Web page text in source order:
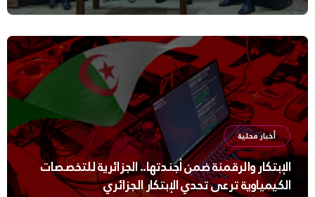
أخبار محلية
الإبتكار والرقمنة ضمن أجندتها.. الجزائرية للتخصصات
الكيمياوية ترعى تحدي الإبتكار الجزائري